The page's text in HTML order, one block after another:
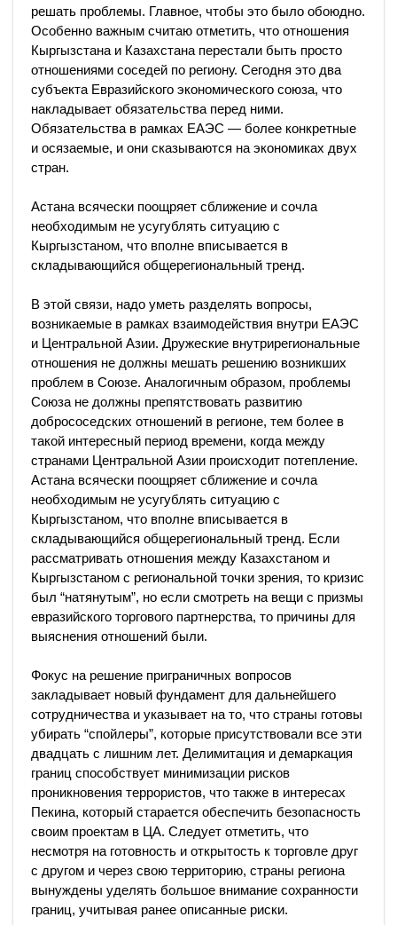
решать проблемы. Главное, чтобы это было обоюдно.
Особенно важным считаю отметить, что отношения
Кыргызстана и Казахстана перестали быть просто
отношениями соседей по региону. Сегодня это два
субъекта Евразийского экономического союза, что
накладывает обязательства перед ними.
Обязательства в рамках ЕАЭС — более конкретные
и осязаемые, и они сказываются на экономиках двух
стран.
Астана всячески поощряет сближение и сочла
необходимым не усугублять ситуацию с
Кыргызстаном, что вполне вписывается в
складывающийся общерегиональный тренд.
В этой связи, надо уметь разделять вопросы,
возникаемые в рамках взаимодействия внутри ЕАЭС
и Центральной Азии. Дружеские внутрирегиональные
отношения не должны мешать решению возникших
проблем в Союзе. Аналогичным образом, проблемы
Союза не должны препятствовать развитию
добрососедских отношений в регионе, тем более в
такой интересный период времени, когда между
странами Центральной Азии происходит потепление.
Астана всячески поощряет сближение и сочла
необходимым не усугублять ситуацию с
Кыргызстаном, что вполне вписывается в
складывающийся общерегиональный тренд. Если
рассматривать отношения между Казахстаном и
Кыргызстаном с региональной точки зрения, то кризис
был “натянутым”, но если смотреть на вещи с призмы
евразийского торгового партнерства, то причины для
выяснения отношений были.
Фокус на решение приграничных вопросов
закладывает новый фундамент для дальнейшего
сотрудничества и указывает на то, что страны готовы
убирать “спойлеры”, которые присутствовали все эти
двадцать с лишним лет. Делимитация и демаркация
границ способствует минимизации рисков
проникновения террористов, что также в интересах
Пекина, который старается обеспечить безопасность
своим проектам в ЦА. Следует отметить, что
несмотря на готовность и открытость к торговле друг
с другом и через свою территорию, страны региона
вынуждены уделять большое внимание сохранности
границ, учитывая ранее описанные риски.